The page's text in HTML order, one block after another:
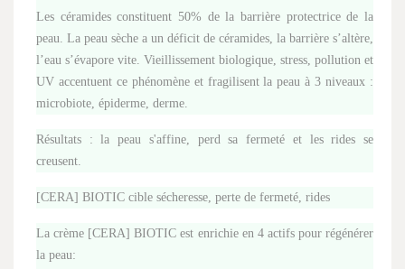
Les céramides constituent 50% de la barrière protectrice de la
peau. La peau sèche a un déficit de céramides, la barrière s’altère,
l’eau s’évapore vite. Vieillissement biologique, stress, pollution et
UV accentuent ce phénomène et fragilisent la peau à 3 niveaux :
microbiote, épiderme, derme.
Résultats : la peau s'affine, perd sa fermeté et les rides se
creusent.
[CERA] BIOTIC cible sécheresse, perte de fermeté, rides
La crème [CERA] BIOTIC est enrichie en 4 actifs pour régénérer
la peau: